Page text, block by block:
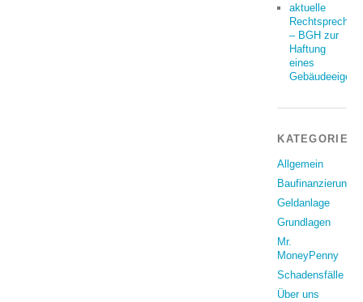
aktuelle
– BGH zur
Haftung
eines
KATEGORIEN
Allgemein
Baufinanzierung
Geldanlage
Grundlagen
Mr.
MoneyPenny
Schadensfälle
Über uns